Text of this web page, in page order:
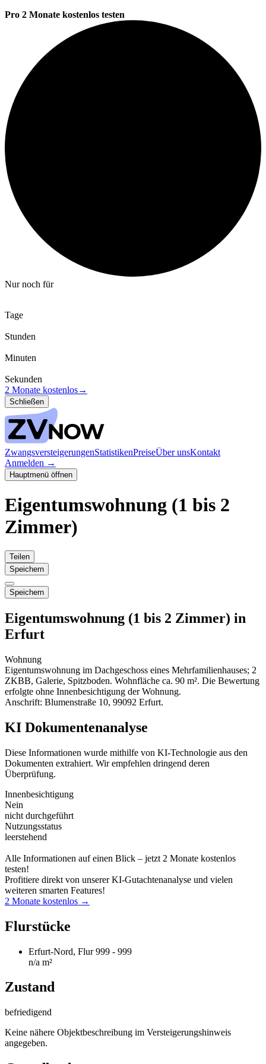
Pro 2 Monate kostenlos testen
Nur noch für
Tage
Stunden
Minuten
Sekunden
2 Monate kostenlos→
Schließen
ZwangsversteigerungenStatistikenPreiseÜber unsKontakt
Anmelden →
Hauptmenü öffnen
Eigentumswohnung (1 bis 2
Zimmer)
Teilen
Speichern
Speichern
Eigentumswohnung (1 bis 2 Zimmer) in
Erfurt
Wohnung
Eigentumswohnung im Dachgeschoss eines Mehrfamilienhauses; 2
ZKBB, Galerie, Spitzboden. Wohnfläche ca. 90 m². Die Bewertung
erfolgte ohne Innenbesichtigung der Wohnung.
Anschrift: Blumenstraße 10, 99092 Erfurt.
KI Dokumentenanalyse
Diese Informationen wurde mithilfe von KI-Technologie aus den
Dokumenten extrahiert. Wir empfehlen dringend deren
Überprüfung.
Innenbesichtigung
Nein
nicht durchgeführt
Nutzungsstatus
leerstehend
Alle Informationen auf einen Blick – jetzt 2 Monate kostenlos
testen!
Profitiere direkt von unserer KI-Gutachtenanalyse und vielen
weiteren smarten Features!
2 Monate kostenlos →
Flurstücke
Erfurt-Nord, Flur 999 - 999
n/a m²
Zustand
befriedigend
Keine nähere Objektbeschreibung im Versteigerungshinweis
angegeben.